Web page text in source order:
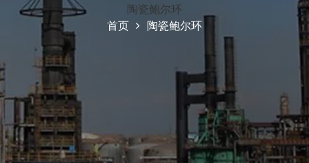
陶瓷鲍尔环
首页
陶瓷鲍尔环